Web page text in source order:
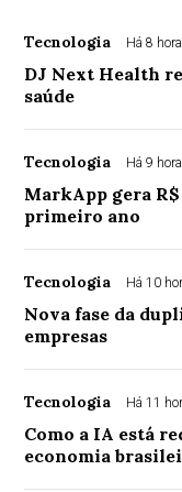
Tecnologia Há 8
DJ Next Health
saúde
Tecnologia Há 9
MarkApp gera
primeiro ano
Tecnologia Há 10
Nova fase da
empresas
Tecnologia Há 11
Como a IA está
economia